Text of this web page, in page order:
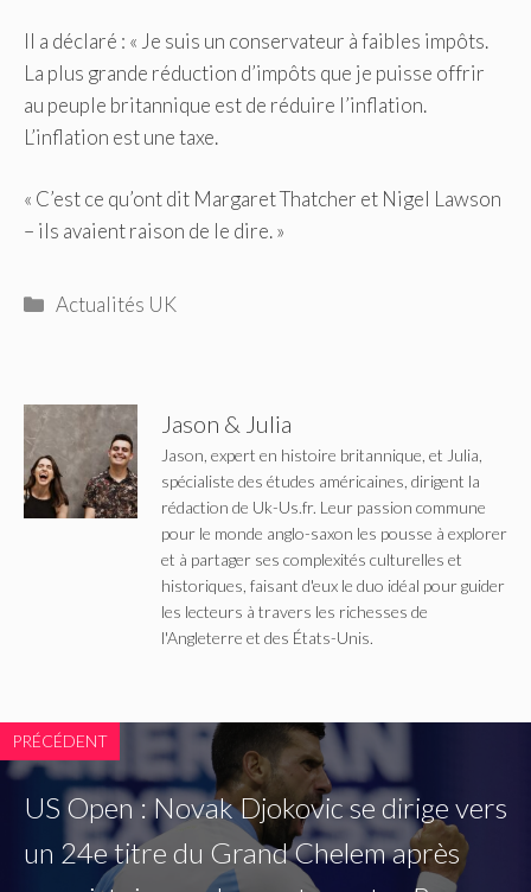
Il a déclaré : « Je suis un conservateur à faibles impôts.
La plus grande réduction d’impôts que je puisse offrir
au peuple britannique est de réduire l’inflation.
L’inflation est une taxe.
« C’est ce qu’ont dit Margaret Thatcher et Nigel Lawson
– ils avaient raison de le dire. »
Catégories
Actualités UK
Jason & Julia
Jason, expert en histoire britannique, et Julia,
spécialiste des études américaines, dirigent la
rédaction de Uk-Us.fr. Leur passion commune
pour le monde anglo-saxon les pousse à explorer
et à partager ses complexités culturelles et
historiques, faisant d'eux le duo idéal pour guider
les lecteurs à travers les richesses de
l'Angleterre et des États-Unis.
PRÉCÉDENT
US Open : Novak Djokovic se dirige vers
un 24e titre du Grand Chelem après